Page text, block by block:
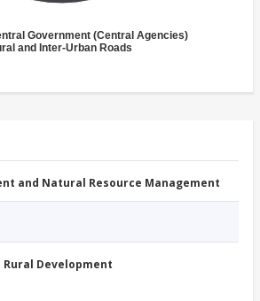
Government (Central Agencies)
and Inter-Urban Roads
and Natural Resource Management
Rural Development